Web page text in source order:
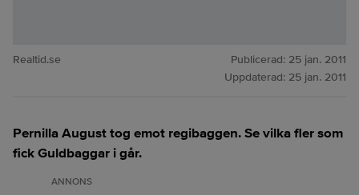
Realtid.se Publicerad: 25 jan. 2011
Uppdaterad: 25 jan. 2011
Pernilla August tog emot regibaggen. Se vilka fler som
fick Guldbaggar i går.
ANNONS